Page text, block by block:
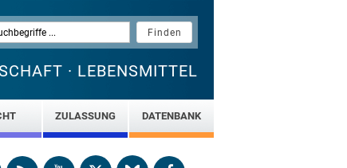
· LEBENSMITTEL
ZULASSUNG DATENBANK